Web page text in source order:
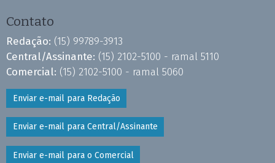
Contato
Redação: (15) 99789-3913
Central/Assinante: (15) 2102-5100 - ramal 5110
Comercial: (15) 2102-5100 - ramal 5060
Enviar e-mail para Redação
Enviar e-mail para Central/Assinante
Enviar e-mail para o Comercial